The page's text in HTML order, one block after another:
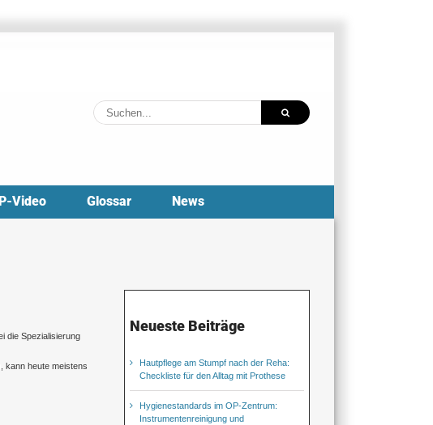
Suche
nach:
Video Glossar News
die Spezialisierung
kann heute meistens
Neueste Beiträge
Hautpflege am Stumpf nach der Reha:
Checkliste für den Alltag mit Prothese
Hygienestandards im OP-Zentrum:
Instrumentenreinigung und